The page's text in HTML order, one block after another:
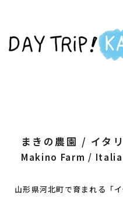
まきの農園 / イタ
Makino Farm /
山形県河北町で育まれる「